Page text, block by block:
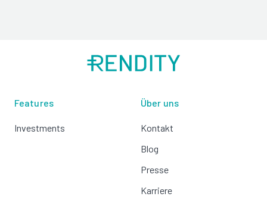
Features
Investments
Über uns
Kontakt
Blog
Presse
Karriere